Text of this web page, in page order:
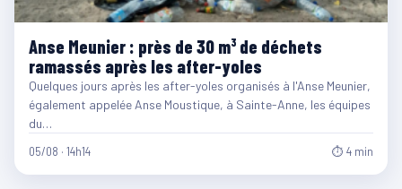
Anse Meunier : près de 30 m³ de déchets
ramassés après les after-yoles
Quelques jours après les after-yoles organisés à l'Anse Meunier,
également appelée Anse Moustique, à Sainte-Anne, les équipes
du…
05/08 · 14h14 ⏱ 4 min